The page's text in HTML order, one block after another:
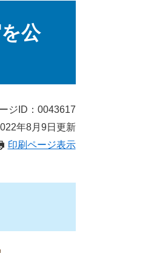
公
ジID：0043617
年8月9日更新
印刷ページ表示